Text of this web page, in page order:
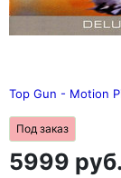
Top Gun - Motion
Под заказ
5999 руб.